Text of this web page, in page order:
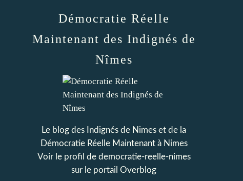
Démocratie Réelle
Maintenant des Indignés de
Nîmes
Le blog des Indignés de Nimes et de la
Démocratie Réelle Maintenant à Nimes
Voir le profil de democratie-reelle-nimes
sur le portail Overblog